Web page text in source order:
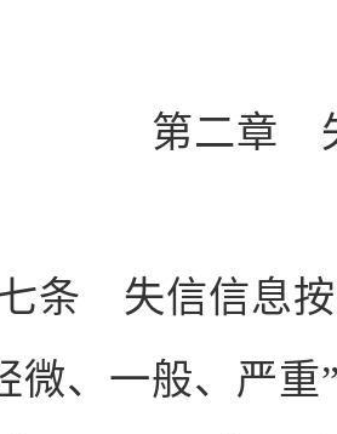
第二章
条 失信信息按
微、一般、严